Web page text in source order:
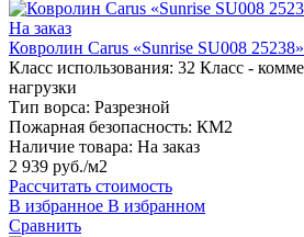
На заказ
Ковролин Carus «Sunrise SU008 25238»
Класс использования: 32 Класс -
нагрузки
Тип ворса: Разрезной
Пожарная безопасность: КМ2
Наличие товара: На заказ
2 939 руб./м2
Рассчитать стоимость
В избранное В избранном
Сравнить